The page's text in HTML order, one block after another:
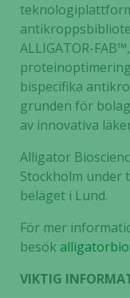
ALLIGATOR-
bispecifika
grunden för
av innovativa
Alligator
Stockholm under
beläget i Lund.
För mer
besök
VIKTIG